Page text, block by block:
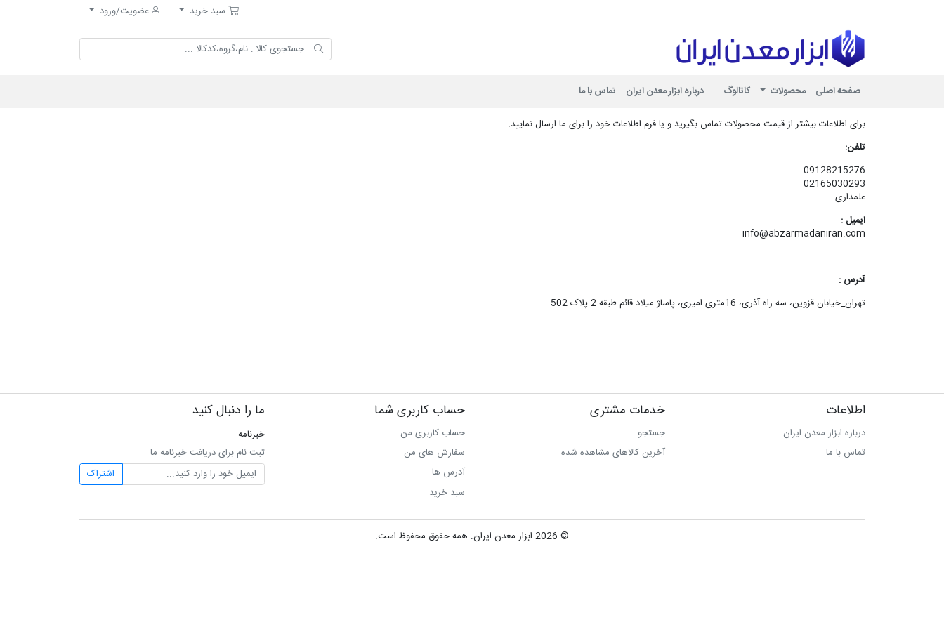
سبد خرید
سبد خرید
عضویت/ورود
صفحه اصلی محصولات کاتالوگ درباره ابزار معدن ایران تماس با ما
برای اطلاعات بیشتر از قیمت محصولات تماس بگیرید و یا فرم اطلاعات خود را برای ما ارسال نمایید.
تلفن:
09128215276
02165030293
علمداری
ایمیل :
info@abzarmadaniran.com
آدرس :
تهران_خیابان قزوین، سه راه آذری، 16متری امیری، پاساژ میلاد قائم طبقه 2 پلاک 502
اطلاعات
درباره ابزار معدن ایران
تماس با ما
خدمات مشتری
جستجو
آخرین کالاهای مشاهده شده
حساب کاربری شما
حساب کاربری من
سفارش های من‎
آدرس ها
سبد خرید
ما را دنبال کنید
خبرنامه
ثبت نام برای دریافت خبرنامه ما
اشتراک
© 2026 ابزار معدن ایران. همه حقوق محفوظ است.